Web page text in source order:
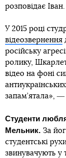
розповідає Іван.
У 2015 році
відеозвернення
російську
ролику,
відео на фоні
запам’ятала»,
Студенти
Мельник. За
студентські
звинувачують у